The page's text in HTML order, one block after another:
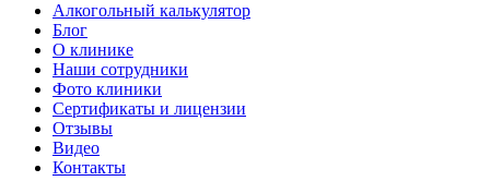
Алкогольный калькулятор
Блог
О клинике
Наши сотрудники
Фото клиники
Сертификаты и лицензии
Отзывы
Видео
Контакты